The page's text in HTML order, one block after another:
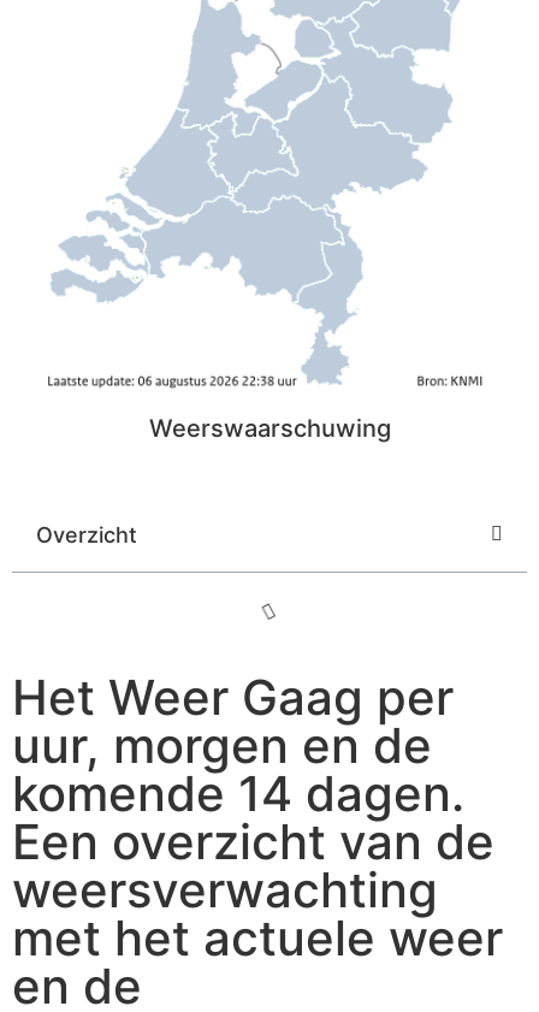
Weerswaarschuwing
Overzicht
Het Weer Gaag per
uur, morgen en de
komende 14 dagen.
Een overzicht van de
weersverwachting
met het actuele weer
en de